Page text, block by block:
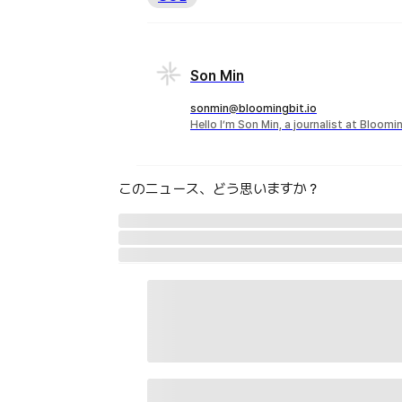
Son Min
sonmin@bloomingbit.io
Hello I’m Son Min, a journalist at
このニュース、どう思いますか？